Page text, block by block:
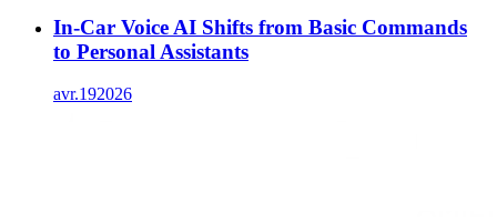
In-Car Voice AI Shifts from Basic Commands
to Personal Assistants
avr.192026